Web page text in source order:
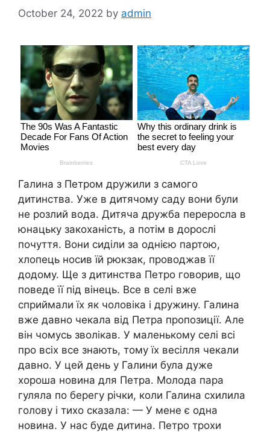
October 24, 2022 by admin
Галина з Петром дружили з самого
дитинства. Уже в дитячому саду вони були
не розлий вода. Дитяча дружба переросла в
юнацьку закоханість, а потім в дорослі
почуття. Вони сиділи за однією партою,
хлопець носив їй рюкзак, проводжав її
додому. Ще з дитинства Петро говорив, що
поведе її під вінець. Все в селі вже
сприймали їх як чоловіка і дружину. Галина
вже давно чекала від Петра пропозиції. Але
він чомусь зволікав. У маленькому селі всі
про всіх все знають, тому їх весілля чекали
давно. У цей день у Галини була дуже
хороша новина для Петра. Молода пара
гуляла по берегу річки, коли Галина схилила
голову і тихо сказала: — У мене є одна
новина. У нас буде дитина. Петро трохи